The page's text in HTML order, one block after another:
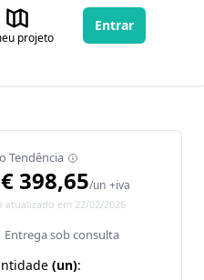
projeto
Entrar
Tendência
€ 398,65/un +iva
atualizado em 22/02/2026
Entrega sob consulta
(un):